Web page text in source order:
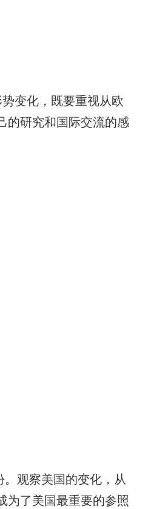
变化，既要重视从欧
的研究和国际交流的感
观察美国的变化，从
为了美国最重要的参照